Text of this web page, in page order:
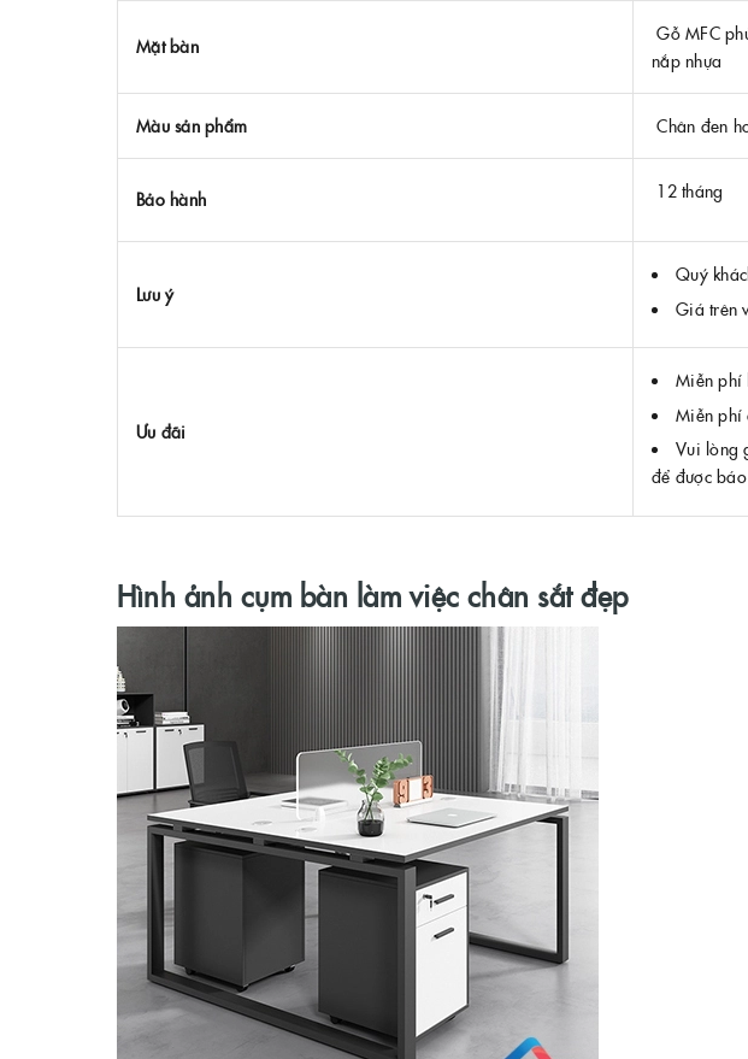
Mặt bàn
Gỗ MFC
nắp nhựa
Màu sản phẩm Chân đen
Bảo hành 12 tháng
Lưu ý
Quý
Giá trên
Ưu đãi
Miễn phí
Miễn phí
Vui lòng
để được
Hình ảnh cụm bàn làm việc chân sắt đẹp